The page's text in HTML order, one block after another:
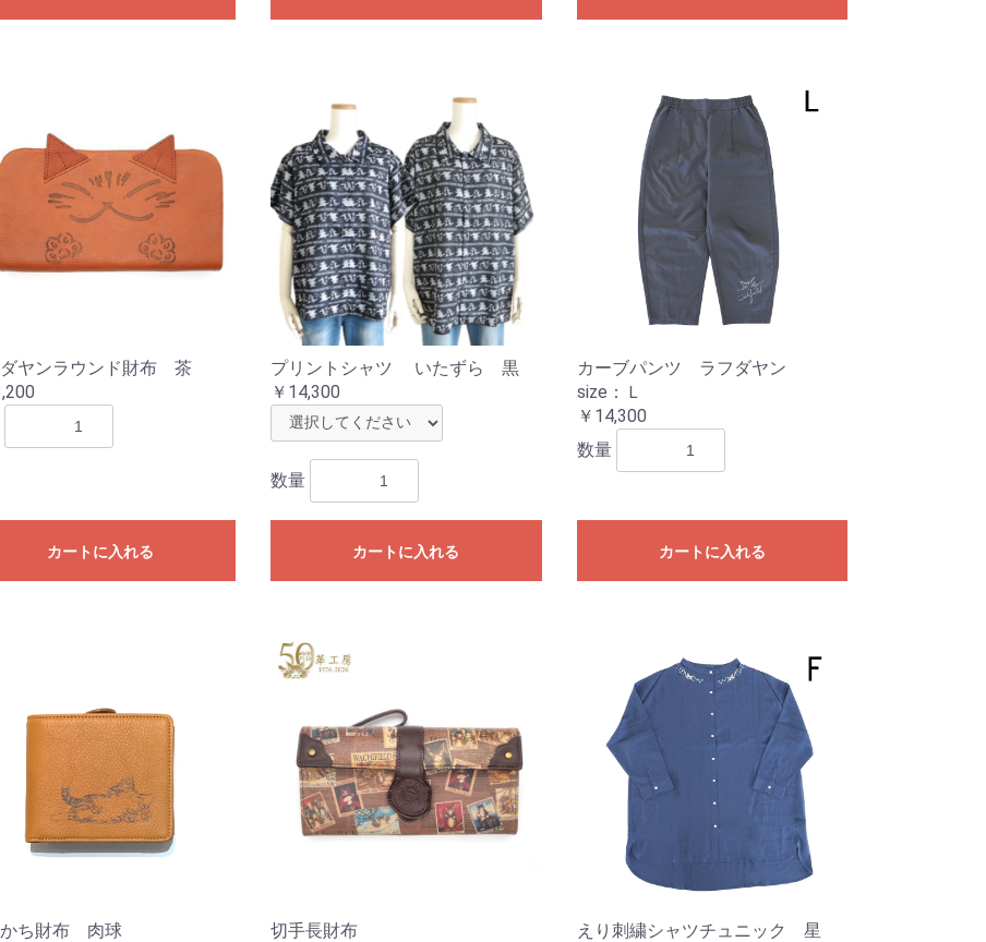
ヤンラウンド財布 茶
カートに入れる
プリントシャツ いたずら 黒
￥14,300
数量
カートに入れる
カーブパンツ ラフダヤン
size：Ｌ
￥14,300
数量
カートに入れる
ち財布 肉球
切手長財布
えり刺繍シャツチュニック 星